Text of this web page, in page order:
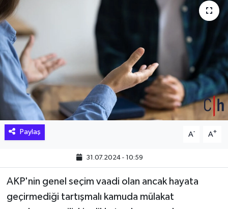
Paylaş A- A+
31.07.2024 - 10:59
AKP'nin genel seçim vaadi olan ancak hayata
geçirmediği tartışmalı kamuda mülakat
İLGİNÇ HABERLER
KADIN
KÜLTÜR SANAT
MAGAZİN
MAKALE
SAĞLIK